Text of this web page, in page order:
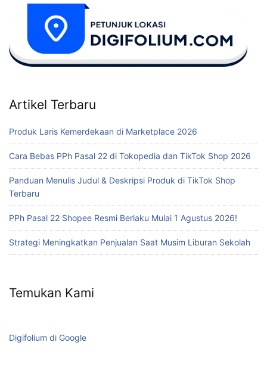
Artikel Terbaru
Produk Laris Kemerdekaan di Marketplace 2026
Cara Bebas PPh Pasal 22 di Tokopedia dan TikTok Shop 2026
Panduan Menulis Judul & Deskripsi Produk di TikTok Shop
Terbaru
PPh Pasal 22 Shopee Resmi Berlaku Mulai 1 Agustus 2026!
Strategi Meningkatkan Penjualan Saat Musim Liburan Sekolah
Temukan Kami
Digifolium di Google